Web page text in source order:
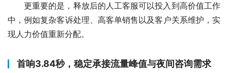
更重要的是，释放后的人工客服可以投入到高价值工作
中，例如复杂客诉处理、高客单销售以及客户关系维护，实
现人力价值重新分配。
首响3.84秒，稳定承接流量峰值与夜间咨询需求